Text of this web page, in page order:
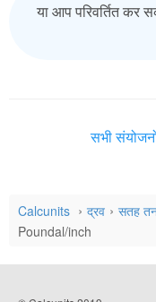
या आप परिवर्तित कर
सभी
Calcunits द्रव सतह
Poundal/inch